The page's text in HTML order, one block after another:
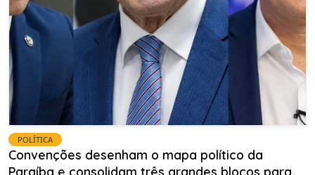
POLÍTICA
Convenções desenham o mapa político da
Paraíba e consolidam três grandes blocos para